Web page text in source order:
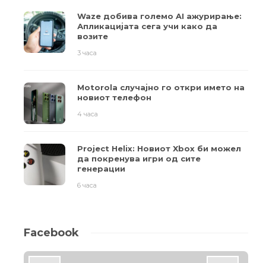
Waze добива големо AI ажурирање:
Апликацијата сега учи како да
возите
3 часа
Motorola случајно го откри името на
новиот телефон
4 часа
Project Helix: Новиот Xbox би можел
да покренува игри од сите
генерации
6 часа
Facebook